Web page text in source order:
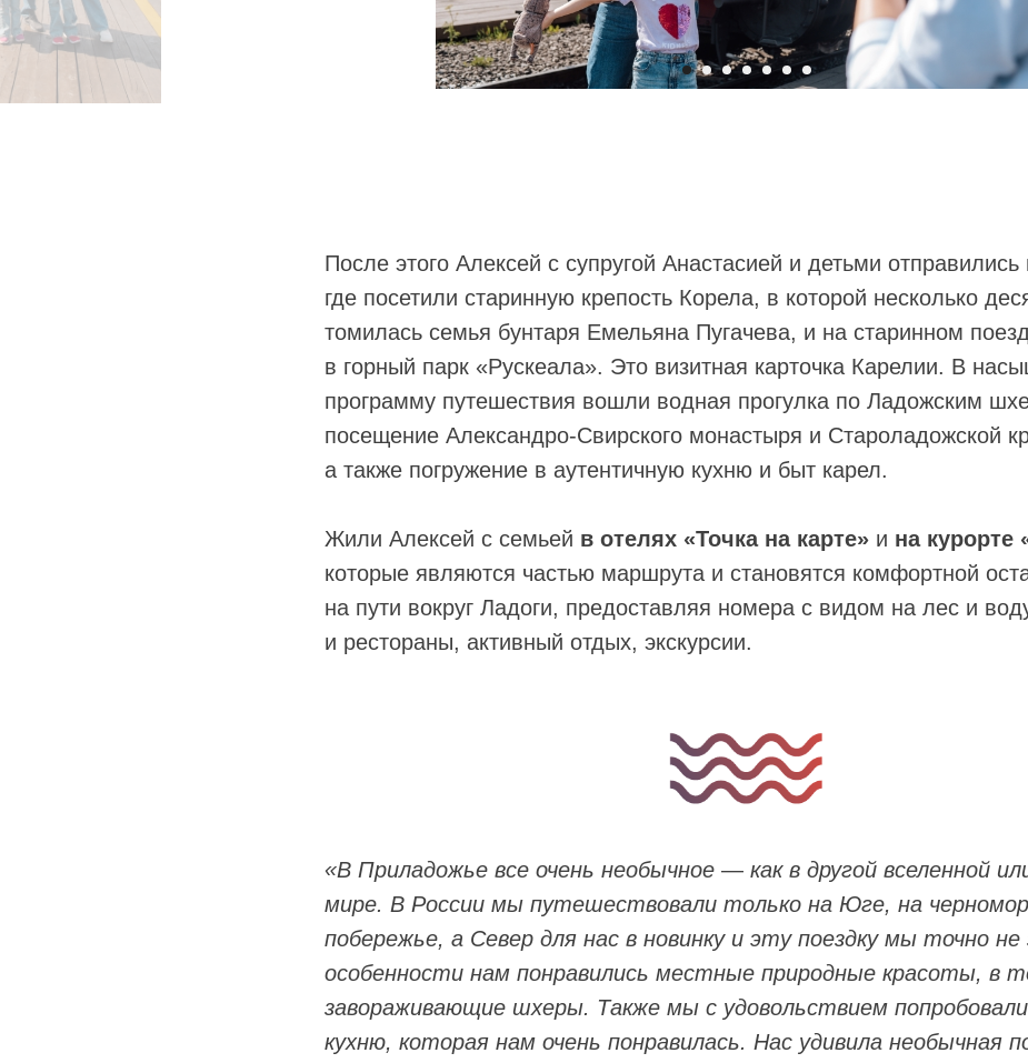
После этого Алексей с супругой Анастасией и детьми
где посетили старинную крепость Корела, в которой несколько
томилась семья бунтаря Емельяна Пугачева, и на старинном
в горный парк «Рускеала». Это визитная карточка Карелии. В
программу путешествия вошли водная прогулка по Ладожским
посещение Александро-Свирского монастыря и Староладожской
а также погружение в аутентичную кухню и быт карел.
Жили Алексей с семьей в отелях «Точка на карте» и на курорте
которые являются частью маршрута и становятся комфортной
на пути вокруг Ладоги, предоставляя номера с видом на лес и
и рестораны, активный отдых, экскурсии.
«В Приладожье все очень необычное — как в другой вселенной
мире. В России мы путешествовали только на Юге, на
побережье, а Север для нас в новинку и эту поездку мы точно не
особенности нам понравились местные природные красоты, в
завораживающие шхеры. Также мы с удовольствием
кухню, которая нам очень понравилась. Нас удивила необычная